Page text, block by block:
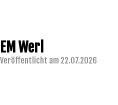
EM Werl
Veröffentlicht am 22.07.2026